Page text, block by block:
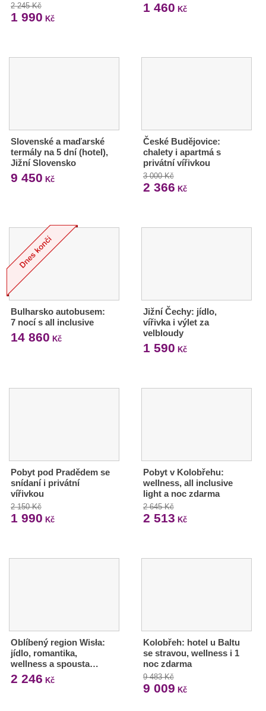
2 245 Kč
1 990 Kč
1 460 Kč
Slovenské a maďarské
termály na 5 dní (hotel),
Jižní Slovensko
9 450 Kč
České Budějovice:
chalety i apartmá s
privátní vířivkou
3 000 Kč
2 366 Kč
Bulharsko autobusem:
7 nocí s all inclusive
14 860 Kč
Jižní Čechy: jídlo,
vířivka i výlet za
velbloudy
1 590 Kč
Pobyt pod Pradědem se
snídaní i privátní
vířivkou
2 150 Kč
1 990 Kč
Pobyt v Kolobřehu:
wellness, all inclusive
light a noc zdarma
2 645 Kč
2 513 Kč
Oblíbený region Wisła:
jídlo, romantika,
wellness a spousta…
2 246 Kč
Kolobřeh: hotel u Baltu
se stravou, wellness i 1
noc zdarma
9 483 Kč
9 009 Kč